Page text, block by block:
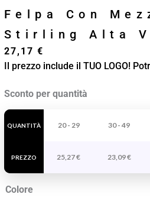
Felpa Con
Stirling Alta
27,17 €
Il prezzo include il TUO LOGO!
Sconto per quantità
QUANTITÀ
PREZZO
20 - 29 30 - 49
25,27€ 23,09€
Colore
Felpa
Con
Mezza
Stirling
Alta
Visibilità